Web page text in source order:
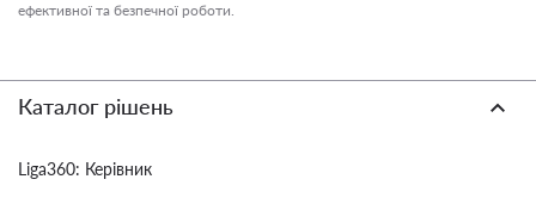
ефективної та безпечної роботи.
Каталог рішень
Liga360: Керівник